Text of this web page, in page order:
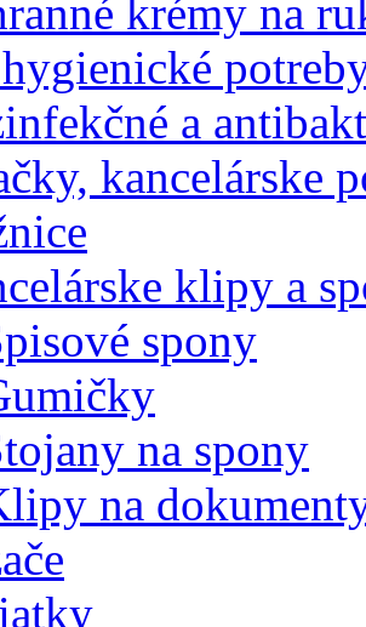
krémy na
a
kancelárske
klipy a
spony
na spony
na